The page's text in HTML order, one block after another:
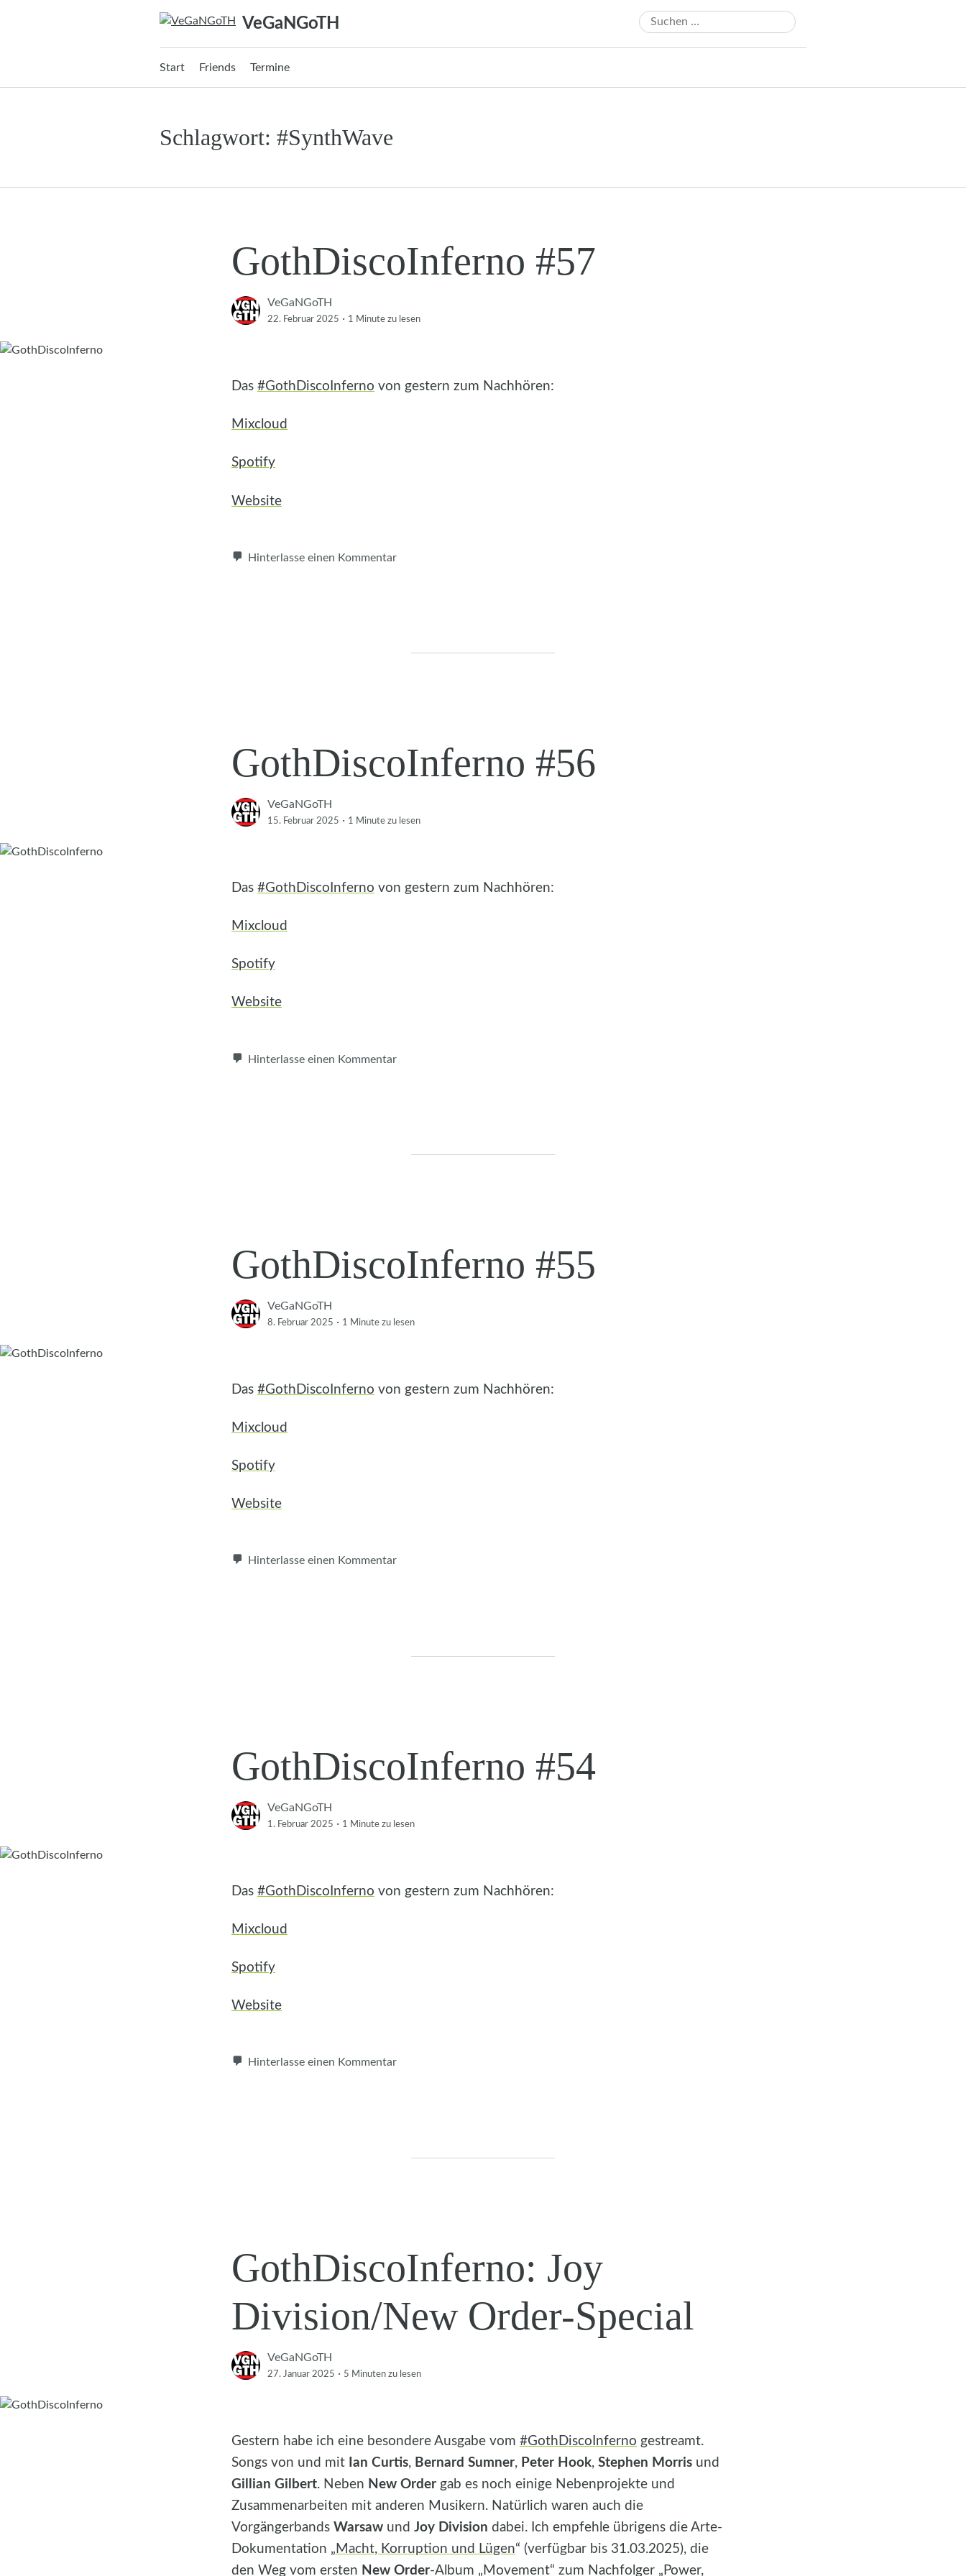
VeGaNGoTH
Suchen
nach:
Start Friends Termine
Schlagwort: #SynthWave
GothDiscoInferno #57
VeGaNGoTH
22. Februar 2025 · 1 Minute zu lesen
Das #GothDiscoInferno von gestern zum Nachhören:
Mixcloud
Spotify
Website
Hinterlasse einen Kommentar
GothDiscoInferno #56
VeGaNGoTH
15. Februar 2025 · 1 Minute zu lesen
Das #GothDiscoInferno von gestern zum Nachhören:
Mixcloud
Spotify
Website
Hinterlasse einen Kommentar
GothDiscoInferno #55
VeGaNGoTH
8. Februar 2025 · 1 Minute zu lesen
Das #GothDiscoInferno von gestern zum Nachhören:
Mixcloud
Spotify
Website
Hinterlasse einen Kommentar
GothDiscoInferno #54
VeGaNGoTH
1. Februar 2025 · 1 Minute zu lesen
Das #GothDiscoInferno von gestern zum Nachhören:
Mixcloud
Spotify
Website
Hinterlasse einen Kommentar
GothDiscoInferno: Joy
Division/New Order-Special
VeGaNGoTH
27. Januar 2025 · 5 Minuten zu lesen
Gestern habe ich eine besondere Ausgabe vom #GothDiscoInferno gestreamt.
Songs von und mit Ian Curtis, Bernard Sumner, Peter Hook, Stephen Morris und
Gillian Gilbert. Neben New Order gab es noch einige Nebenprojekte und
Zusammenarbeiten mit anderen Musikern. Natürlich waren auch die
Vorgängerbands Warsaw und Joy Division dabei. Ich empfehle übrigens die Arte-
Dokumentation „ Macht, Korruption und Lügen“ (verfügbar bis 31.03.2025), die
den Weg vom ersten New Order-Album „Movement“ zum Nachfolger „Power,